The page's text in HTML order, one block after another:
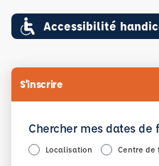
Accessibilité
S'inscrire
Chercher mes dates de
Localisation Centre de